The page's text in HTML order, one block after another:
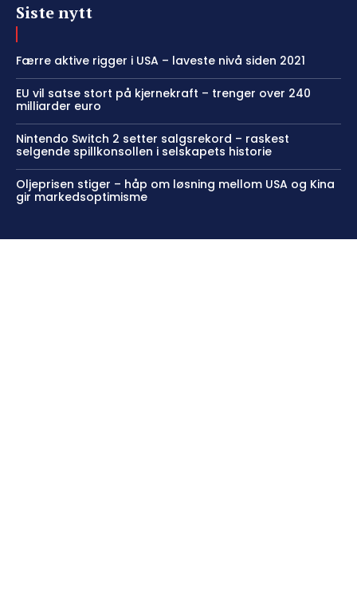
Siste nytt
Færre aktive rigger i USA – laveste nivå siden 2021
EU vil satse stort på kjernekraft – trenger over 240
milliarder euro
Nintendo Switch 2 setter salgsrekord – raskest
selgende spillkonsollen i selskapets historie
Oljeprisen stiger – håp om løsning mellom USA og Kina
gir markedsoptimisme